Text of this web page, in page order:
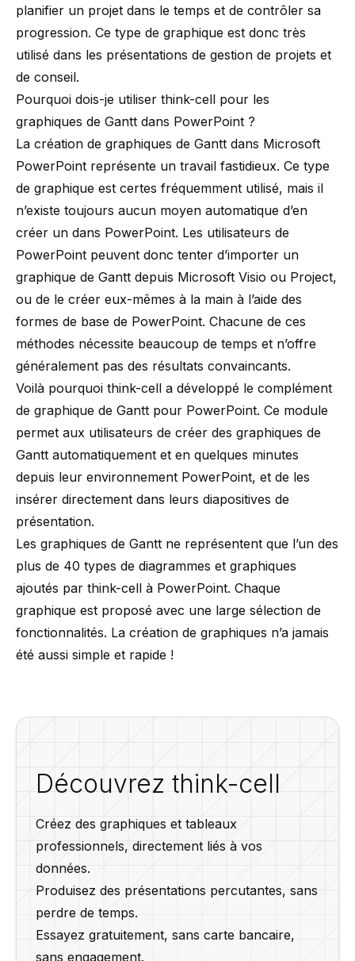
planifier un projet dans le temps et de contrôler sa
progression. Ce type de graphique est donc très
utilisé dans les présentations de gestion de projets et
de conseil.
Pourquoi dois-je utiliser think-cell pour les
graphiques de Gantt dans PowerPoint ?
La création de graphiques de Gantt dans Microsoft
PowerPoint représente un travail fastidieux. Ce type
de graphique est certes fréquemment utilisé, mais il
n’existe toujours aucun moyen automatique d’en
créer un dans PowerPoint. Les utilisateurs de
PowerPoint peuvent donc tenter d’importer un
graphique de Gantt depuis Microsoft Visio ou Project,
ou de le créer eux-mêmes à la main à l’aide des
formes de base de PowerPoint. Chacune de ces
méthodes nécessite beaucoup de temps et n’offre
généralement pas des résultats convaincants.
Voilà pourquoi think-cell a développé le complément
de graphique de Gantt pour PowerPoint. Ce module
permet aux utilisateurs de créer des graphiques de
Gantt automatiquement et en quelques minutes
depuis leur environnement PowerPoint, et de les
insérer directement dans leurs diapositives de
présentation.
Les graphiques de Gantt ne représentent que l’un des
plus de 40 types de diagrammes et graphiques
ajoutés par think-cell à PowerPoint. Chaque
graphique est proposé avec une large sélection de
fonctionnalités. La création de graphiques n’a jamais
été aussi simple et rapide !
Découvrez think-cell
Créez des graphiques et tableaux
professionnels, directement liés à vos
données.
Produisez des présentations percutantes, sans
perdre de temps.
Essayez gratuitement, sans carte bancaire,
sans engagement.